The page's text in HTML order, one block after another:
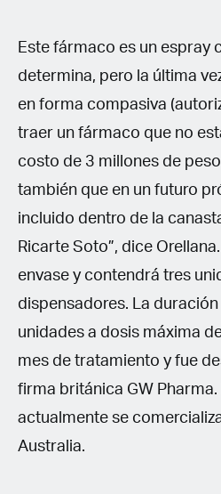
Este fármaco es un espray
determina, pero la última
en forma compasiva
traer un fármaco que no
costo de 3 millones de
también que en un futuro
incluido dentro de la
Ricarte Soto”, dice
envase y contendrá tres
dispensadores. La
unidades a dosis máxima
mes de tratamiento y fue
firma británica GW
actualmente se
Australia.